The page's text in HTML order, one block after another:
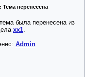
Тема перенесена
была перенесена из
xx1.
Admin